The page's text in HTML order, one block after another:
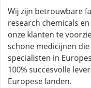
Wij zijn betrouwbare
research chemicals
onze klanten te
schone medicijnen
specialisten in
100% succesvolle
Europese landen.